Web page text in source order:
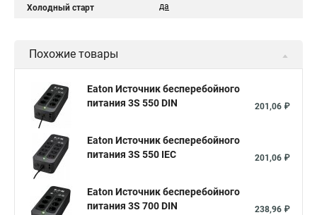
Холодный старт да
Похожие товары
Eaton Источник бесперебойного
питания 3S 550 DIN
201,06 ₽
Eaton Источник бесперебойного
питания 3S 550 IEC
201,06 ₽
Eaton Источник бесперебойного
питания 3S 700 DIN
238,96 ₽